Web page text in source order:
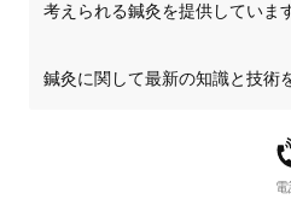
考えられる鍼灸を提供していま